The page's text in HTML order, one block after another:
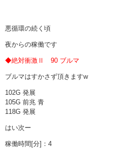
悪循環の続く頃
夜からの稼働です
◆絶対衝激Ⅱ 90 ブルマ
ブルマはすかさず頂きますw
102G 発展
105G 前兆 青
118G 発展
はい次ー
稼働時間[分]：4